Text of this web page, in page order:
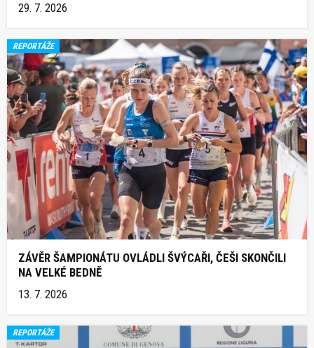
29. 7. 2026
REPORTÁŽE
ZÁVĚR ŠAMPIONÁTU OVLÁDLI ŠVÝCAŘI, ČEŠI SKONČILI
NA VELKÉ BEDNĚ
13. 7. 2026
REPORTÁŽE